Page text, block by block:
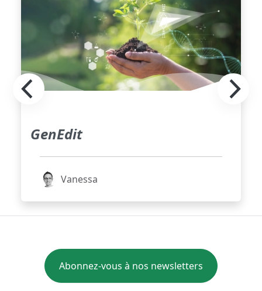
GenEdit
Vanessa
Abonnez-vous à nos newsletters